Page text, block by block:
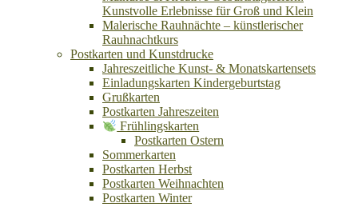
Kunstvolle Erlebnisse für Groß und Klein
Malerische Rauhnächte – künstlerischer
Rauhnachtkurs
Postkarten und Kunstdrucke
Jahreszeitliche Kunst- & Monatskartensets
Einladungskarten Kindergeburtstag
Grußkarten
Postkarten Jahreszeiten
Frühlingskarten
Postkarten Ostern
Sommerkarten
Postkarten Herbst
Postkarten Weihnachten
Postkarten Winter